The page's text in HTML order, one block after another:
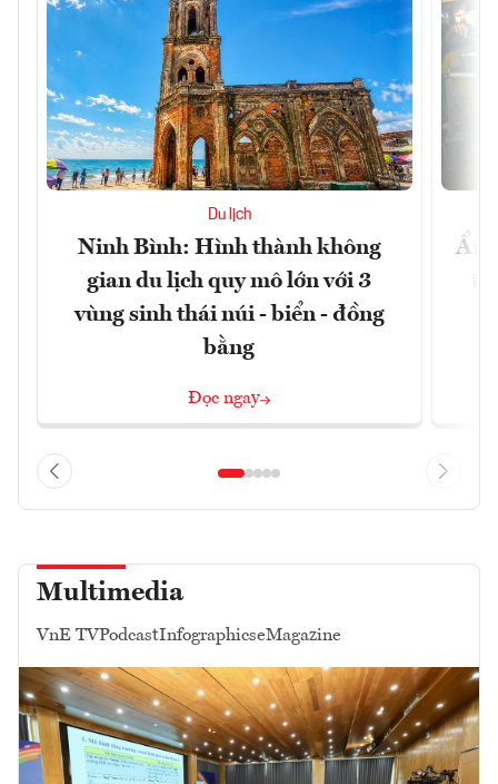
Du lịch
Ninh Bình: Hình thành không
gian du lịch quy mô lớn với 3
vùng sinh thái núi - biển - đồng
bằng
Đọc ngay
Ẩm
Multimedia
VnE TVPodcastInfographicseMagazine